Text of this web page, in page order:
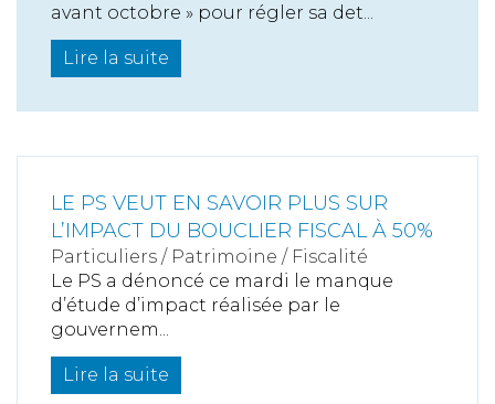
avant octobre » pour régler sa det...
Lire la suite
LE PS VEUT EN SAVOIR PLUS SUR
L’IMPACT DU BOUCLIER FISCAL À 50%
Particuliers / Patrimoine / Fiscalité
Le PS a dénoncé ce mardi le manque
d’étude d’impact réalisée par le
gouvernem...
Lire la suite